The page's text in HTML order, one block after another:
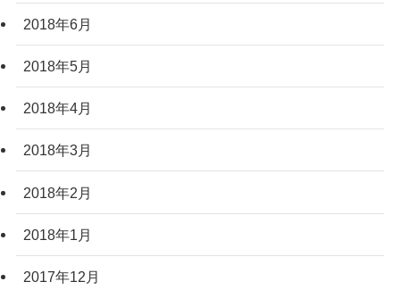
2018年6月
2018年5月
2018年4月
2018年3月
2018年2月
2018年1月
2017年12月